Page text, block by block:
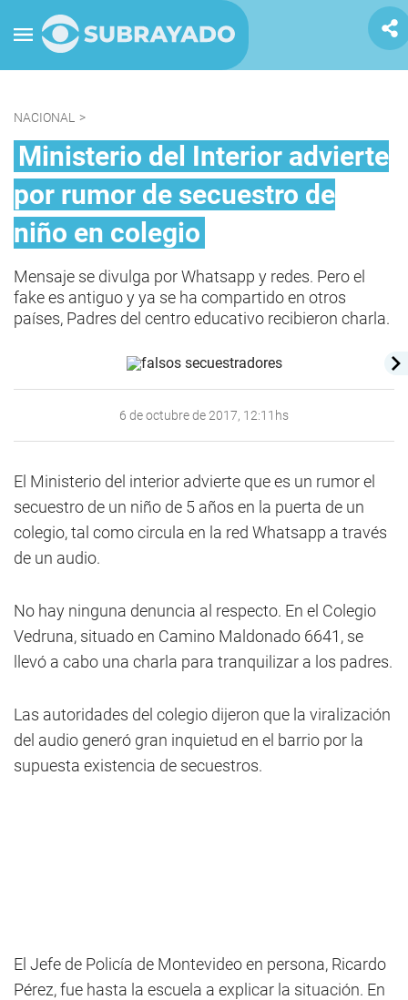
NACIONAL >
Ministerio del Interior advierte
por rumor de secuestro de
niño en colegio
Mensaje se divulga por Whatsapp y redes. Pero el
fake es antiguo y ya se ha compartido en otros
países, Padres del centro educativo recibieron charla.
6 de octubre de 2017, 12:11hs
El Ministerio del interior advierte que es un rumor el
secuestro de un niño de 5 años en la puerta de un
colegio, tal como circula en la red Whatsapp a través
de un audio.
No hay ninguna denuncia al respecto. En el Colegio
Vedruna, situado en Camino Maldonado 6641, se
llevó a cabo una charla para tranquilizar a los padres.
Las autoridades del colegio dijeron que la viralización
del audio generó gran inquietud en el barrio por la
supuesta existencia de secuestros.
El Jefe de Policía de Montevideo en persona, Ricardo
Pérez, fue hasta la escuela a explicar la situación. En